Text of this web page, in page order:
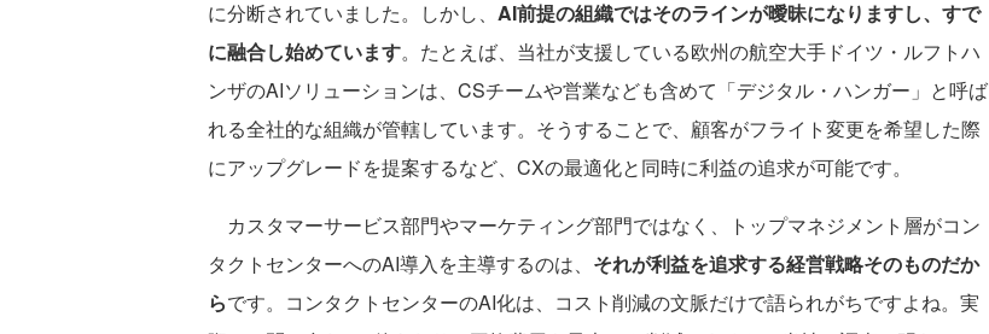
に分断されていました。しかし、 AI前提の組織ではそのラインが曖昧になりますし、すで
に融合し始めています。たとえば、当社が支援している欧州の航空大手ドイツ・ルフトハ
ンザのAIソリューションは、CSチームや営業なども含めて「デジタル・ハンガー」と呼ば
れる全社的な組織が管轄しています。そうすることで、顧客がフライト変更を希望した際
にアップグレードを提案するなど、CXの最適化と同時に利益の追求が可能です。
カスタマーサービス部門やマーケティング部門ではなく、トップマネジメント層がコン
タクトセンターへのAI導入を主導するのは、 それが利益を追求する経営戦略そのものだか
らです。コンタクトセンターのAI化は、コスト削減の文脈だけで語られがちですよね。実